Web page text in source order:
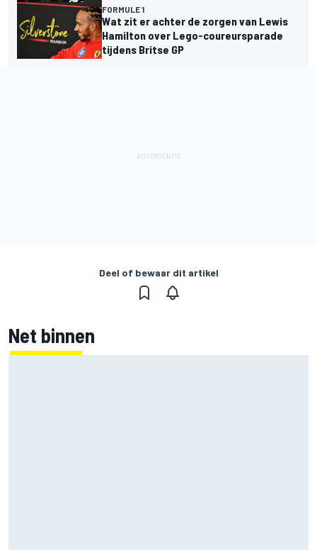
FORMULE 1
Wat zit er achter de zorgen van Lewis
Hamilton over Lego-coureursparade
tijdens Britse GP
Deel of bewaar dit artikel
Net binnen